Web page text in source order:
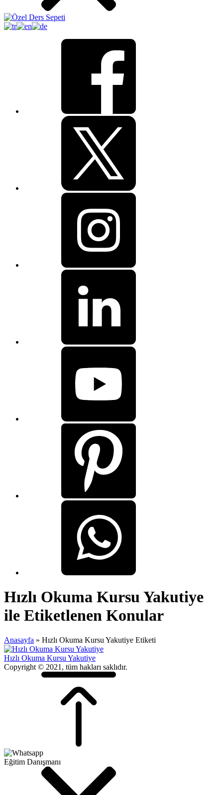
Hızlı Okuma Kursu Yakutiye
ile Etiketlenen Konular
Anasayfa » Hızlı Okuma Kursu Yakutiye Etiketi
Hızlı Okuma Kursu Yakutiye
Copyright © 2021, tüm hakları saklıdır.
Eğitim Danışmanı